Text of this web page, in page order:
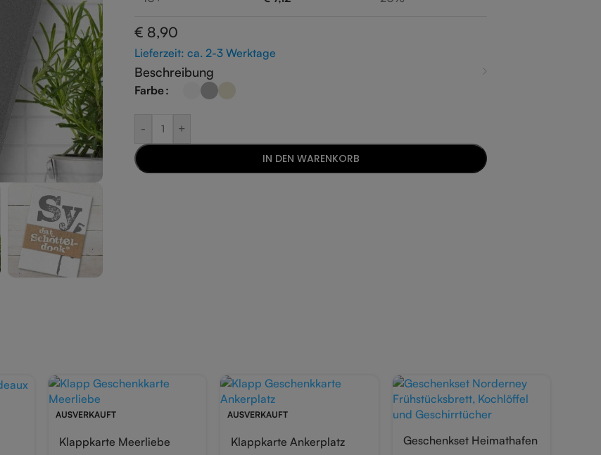
€ 8,90
Lieferzeit: ca. 2-3 Werktage
Beschreibung
Farbe
- +
IN DEN WARENKORB
AUSVERKAUFT
Klappkarte Meerliebe
AUSVERKAUFT
Klappkarte Ankerplatz Geschenkset Heimathafen